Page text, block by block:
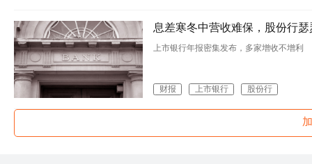
息差寒冬中营收难保，股份行
上市银行年报密集发布，多家增收不增利
财报 上市银行 股份行